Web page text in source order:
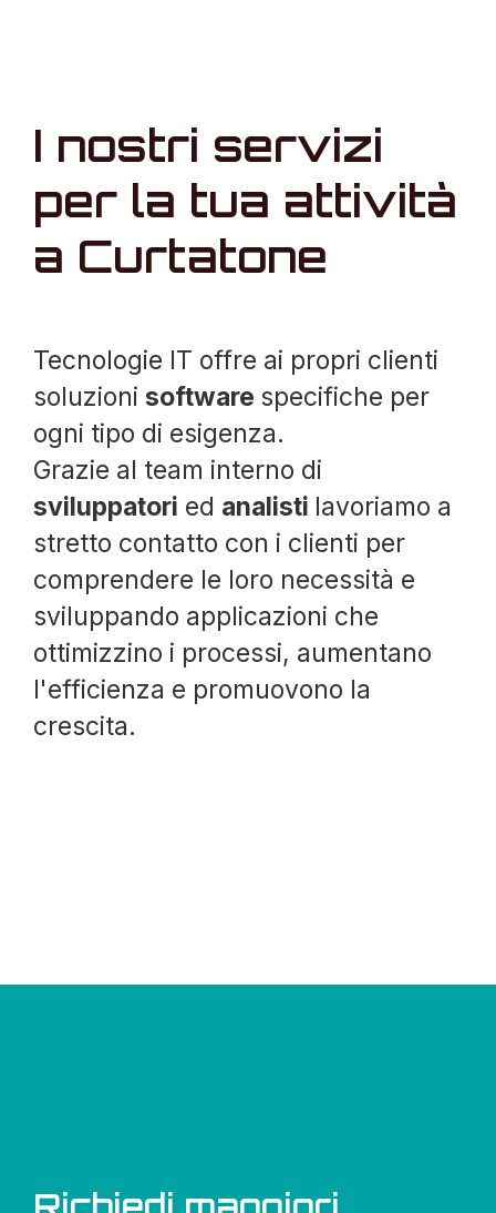
I nostri servizi
per la tua attività
a Curtatone
Tecnologie IT offre ai propri clienti
soluzioni software specifiche per
ogni tipo di esigenza.
Grazie al team interno di
sviluppatori ed analisti lavoriamo a
stretto contatto con i clienti per
comprendere le loro necessità e
sviluppando applicazioni che
ottimizzino i processi, aumentano
l'efficienza e promuovono la
crescita.